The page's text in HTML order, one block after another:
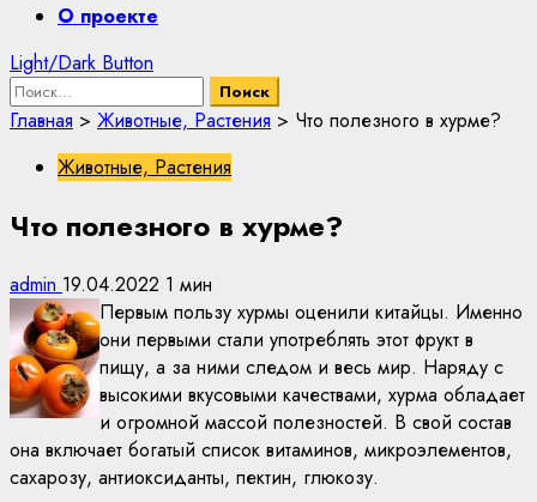
PrimaryО проекте
Light/Dark Button
Найти:
Главная > Животные, Растения > Что полезного в хурме?
Животные, Растения
Что полезного в хурме?
admin 19.04.2022 1 мин
Первым пользу хурмы оценили китайцы. Именно
они первыми стали употреблять этот фрукт в
пищу, а за ними следом и весь мир. Наряду с
высокими вкусовыми качествами, хурма обладает
и огромной массой полезностей. В свой состав
она включает богатый список витаминов, микроэлементов,
сахарозу, антиоксиданты, пектин, глюкозу.